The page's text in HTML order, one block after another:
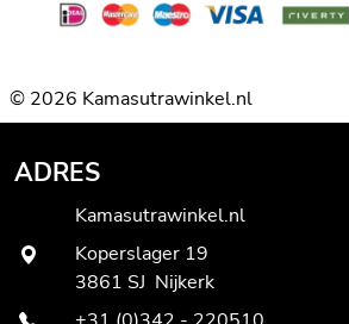
© 2026 Kamasutrawinkel.nl
ADRES
Kamasutrawinkel.nl
Koperslager 19
3861 SJ Nijkerk